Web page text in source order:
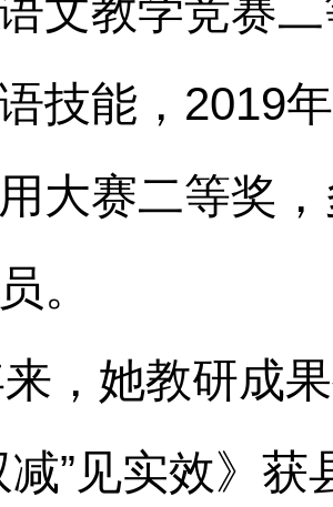
文教学竞赛
技能， 2019
大赛二等奖
。
，她教研成
减”见实效》